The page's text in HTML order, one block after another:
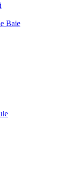
Baie